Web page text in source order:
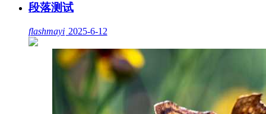
段落测试
flashmayi 2025-6-12